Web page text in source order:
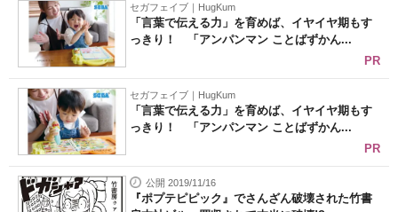
セガフェイブ｜HugKum
「言葉で伝える力」を育めば、イヤイヤ期もす
っきり！ 「アンパンマン ことばずかん...
PR
セガフェイブ｜HugKum
「言葉で伝える力」を育めば、イヤイヤ期もす
っきり！ 「アンパンマン ことばずかん...
PR
公開 2019/11/16
『ポプテピピック』でさんざん破壊された竹書